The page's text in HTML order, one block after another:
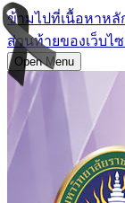
ข้ามไปที่เนื้อหาหลั
ส่วนท้ายของเว็บไ
Open Menu